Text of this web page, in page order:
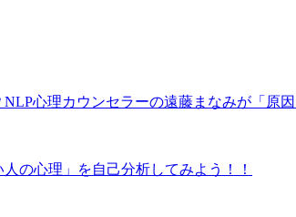
心理カウンセラーの遠藤まなみが「原
の心理」を自己分析してみよう！！